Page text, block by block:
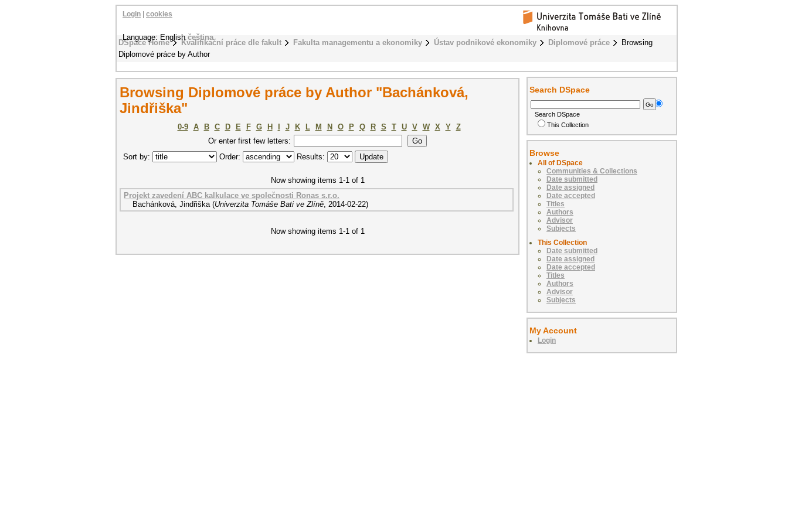
DSpace Home Kvalifikační práce dle fakult Fakulta managementu a ekonomiky Ústav podnikové ekonomiky Diplomové práce
Browsing
Diplomové práce by Author
Login cookies
Language: Englishčeština
Browsing Diplomové práce by Author "Bachánková,
Jindřiška"
0-9 A B C D E F G H J K L M N O P Q R S T U V W X Y
Z
Or enter first few letters:
Sort by:
Order: Results:
Now showing items 1-1 of 1
Projekt zavedení ABC kalkulace ve společnosti Ronas s.r.o.
Bachánková, Jindřiška (Univerzita Tomáše Bati ve Zlíně, 2014-02-22)
Now showing items 1-1 of 1
Search DSpace
Search DSpace
This Collection
Browse
All of DSpace
Communities & Collections
Date submitted
Date assigned
Date accepted
Titles
Authors
Advisor
Subjects
This Collection
Date submitted
Date assigned
Date accepted
Titles
Authors
Advisor
Subjects
My Account
Login